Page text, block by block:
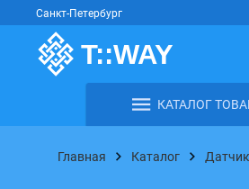
Санкт-Петербург
КАТАЛОГ
Главная Каталог